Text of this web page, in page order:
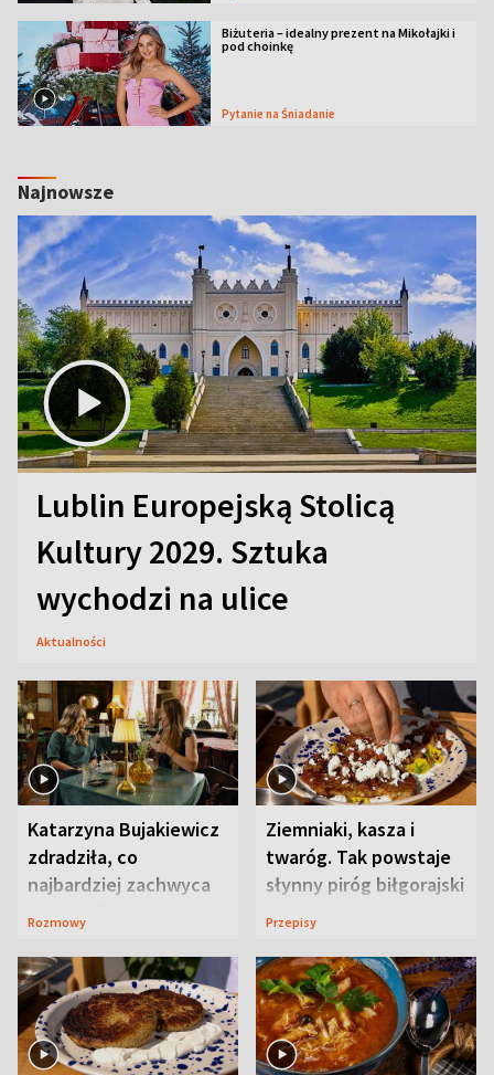
Biżuteria – idealny prezent na Mikołajki i
pod choinkę
Pytanie na Śniadanie
Najnowsze
Lublin Europejską Stolicą
Kultury 2029. Sztuka
wychodzi na ulice
Aktualności
Katarzyna Bujakiewicz
zdradziła, co
najbardziej zachwyca
ją w Lublinie
Rozmowy
Ziemniaki, kasza i
twaróg. Tak powstaje
słynny piróg biłgorajski
Przepisy